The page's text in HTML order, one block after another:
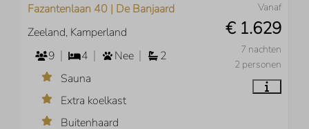
Vanaf
€ 1.629
7 nachten
2 personen
Fazantenlaan 40 | De Banjaard
Zeeland, Kamperland
9
4 Nee
2
Sauna
Extra koelkast
Buitenhaard